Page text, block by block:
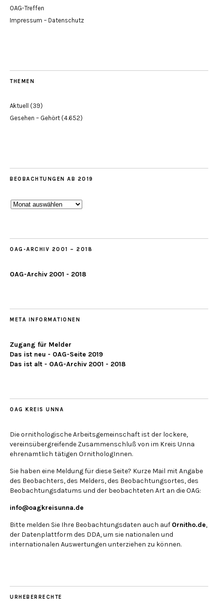
OAG-Treffen
Impressum – Datenschutz
THEMEN
Aktuell (39)
Gesehen – Gehört (4.652)
BEOBACHTUNGEN AB 2019
Beobachtungen
OAG-ARCHIV 2001 – 2018
OAG-Archiv 2001 - 2018
META INFORMATIONEN
Zugang für Melder
Das ist neu - OAG-Seite 2019
Das ist alt - OAG-Archiv 2001 - 2018
OAG KREIS UNNA
Die ornithologische Arbeitsgemeinschaft ist der lockere,
vereinsübergreifende Zusammenschluß von im Kreis Unna
ehrenamtlich tätigen OrnithologInnen.
Sie haben eine Meldung für diese Seite? Kurze Mail mit Angabe
des Beobachters, des Melders, des Beobachtungsortes, des
Beobachtungsdatums und der beobachteten Art an die OAG:
info@oagkreisunna.de
Bitte melden Sie Ihre Beobachtungsdaten auch auf Ornitho.de,
der Datenplattform des DDA, um sie nationalen und
internationalen Auswertungen unterziehen zu können.
URHEBERRECHTE